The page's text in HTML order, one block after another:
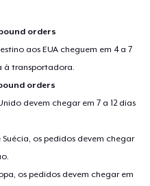
orders
aos EUA cheguem em 4 a 7
à transportadora.
orders
devem chegar em 7 a 12 dias
os pedidos devem chegar
os pedidos devem chegar em